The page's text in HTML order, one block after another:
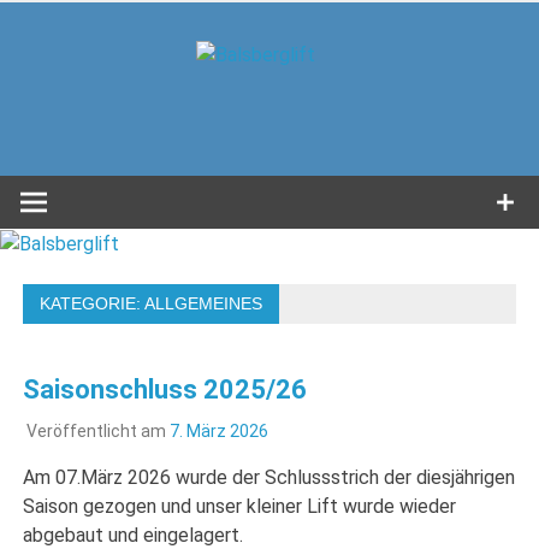
KATEGORIE:ALLGEMEINES
Saisonschluss 2025/26
Veröffentlicht am 7. März 2026
Am 07.März 2026 wurde der Schlussstrich der diesjährigen
Saison gezogen und unser kleiner Lift wurde wieder
abgebaut und eingelagert.